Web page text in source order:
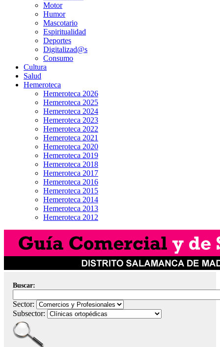
Motor
Humor
Mascotario
Espiritualidad
Deportes
Digitalizad@s
Consumo
Cultura
Salud
Hemeroteca
Hemeroteca 2026
Hemeroteca 2025
Hemeroteca 2024
Hemeroteca 2023
Hemeroteca 2022
Hemeroteca 2021
Hemeroteca 2020
Hemeroteca 2019
Hemeroteca 2018
Hemeroteca 2017
Hemeroteca 2016
Hemeroteca 2015
Hemeroteca 2014
Hemeroteca 2013
Hemeroteca 2012
Buscar:
Sector:
Subsector: